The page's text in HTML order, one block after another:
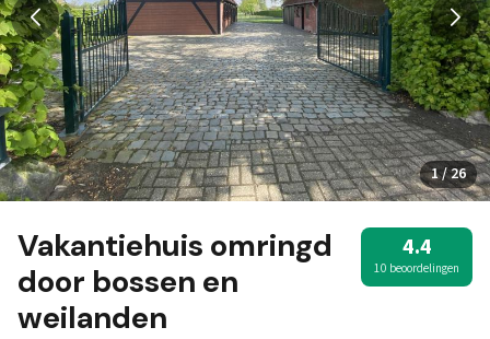
1 / 26
Vakantiehuis omringd
door bossen en
weilanden
4.4
10 beoordelingen